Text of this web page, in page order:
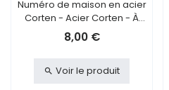
Numéro de maison en acier
Corten - Acier Corten - À
visser - 7
8,00 €
Voir le produit